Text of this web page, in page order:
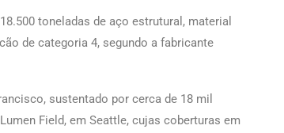
toneladas de aço estrutural, material
de categoria 4, segundo a fabricante
sustentado por cerca de 18 mil
Field, em Seattle, cujas coberturas em